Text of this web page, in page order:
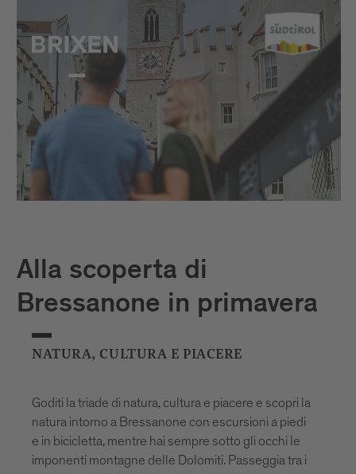
Alla scoperta di
Bressanone in primavera
NATURA, CULTURA E PIACERE
Goditi la triade di natura, cultura e piacere e scopri la
natura intorno a Bressanone con escursioni a piedi
e in bicicletta, mentre hai sempre sotto gli occhi le
imponenti montagne delle Dolomiti. Passeggia tra i